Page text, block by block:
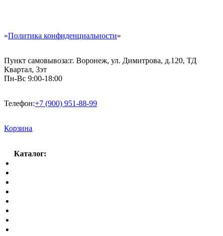
«Политика конфиденциальности»
Пункт самовывоза:г. Воронеж, ул. Димитрова, д.120, ТД
Квартал, 3эт
Пн-Вс 9:00-18:00
Телефон:+7 (900) 951-88-99
Корзина
Каталог: